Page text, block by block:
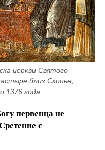
церкви Святого
близ Скопье,
1376 года.
первенца не
с